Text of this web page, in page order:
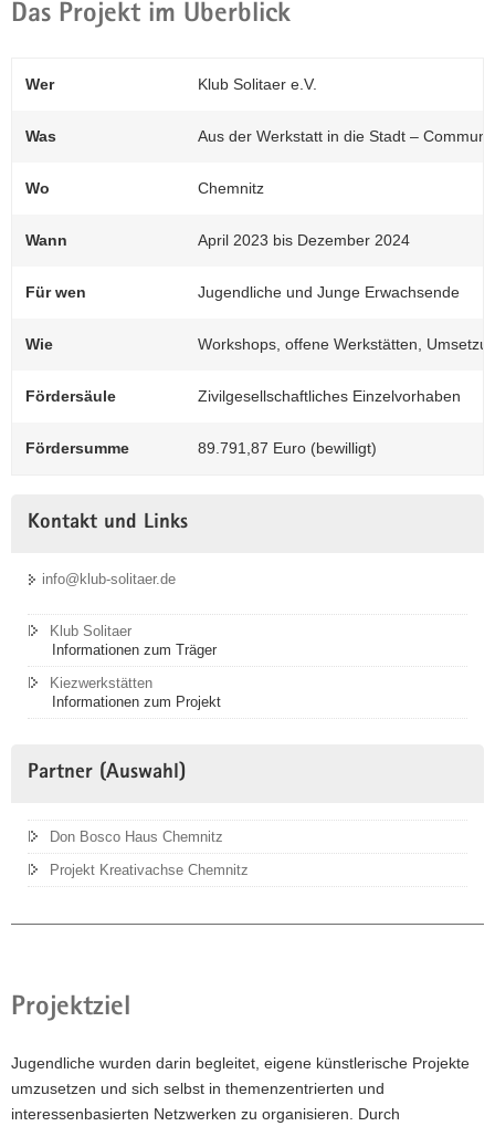
(© Natalie Bleyl)
die Teilnehmenden die Vorgänge kennen.
Das Projekt im Überblick
Wer Klub Solitaer e.V.
Was Aus der Werkstatt in die Stadt –
Wo Chemnitz
Wann April 2023 bis Dezember 2024
Für wen Jugendliche und Junge Erwachsende
Wie Workshops, offene Werkstätten,
Fördersäule Zivilgesellschaftliches Einzelvorhaben
Fördersumme 89.791,87 Euro (bewilligt)
Kontakt und Links
info@klub-solitaer.de
Klub Solitaer
Informationen zum Träger
Kiezwerkstätten
Informationen zum Projekt
Partner (Auswahl)
Don Bosco Haus Chemnitz
Projekt Kreativachse Chemnitz
Projektziel
Jugendliche wurden darin begleitet, eigene künstlerische Projekte
umzusetzen und sich selbst in themenzentrierten und
interessenbasierten Netzwerken zu organisieren. Durch